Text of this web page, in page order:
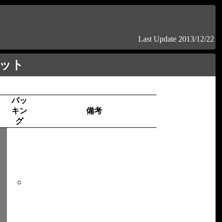
ト
パッ
キン
グ
備考
○
Last Update 2013/12/22